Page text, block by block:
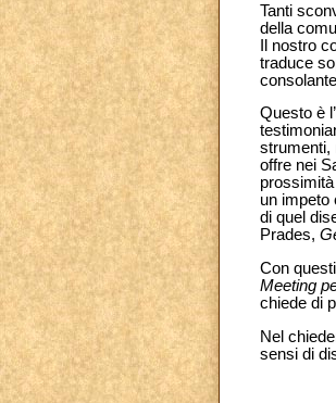
Tanti
della
Il nostro
traduce
Questo è
strumenti,
offre nei
un impeto
di quel
Prades,
Con
Meeting
chiede di
Nel
sensi di